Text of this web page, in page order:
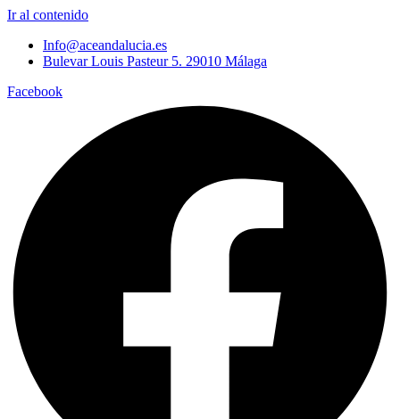
Ir al contenido
Info@aceandalucia.es
Bulevar Louis Pasteur 5. 29010 Málaga
Facebook